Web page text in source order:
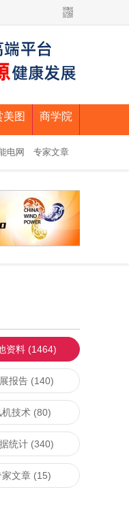
美图 商学院
电网 专家文章
资料 (1464)
报告 (140)
机技术 (80)
统计 (340)
家文章 (15)